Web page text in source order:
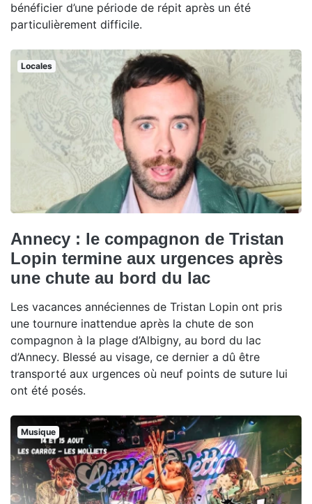
bénéficier d’une période de répit après un été
particulièrement difficile.
Locales
Annecy : le compagnon de Tristan
Lopin termine aux urgences après
une chute au bord du lac
Les vacances annéciennes de Tristan Lopin ont pris
une tournure inattendue après la chute de son
compagnon à la plage d’Albigny, au bord du lac
d’Annecy. Blessé au visage, ce dernier a dû être
transporté aux urgences où neuf points de suture lui
ont été posés.
Musique